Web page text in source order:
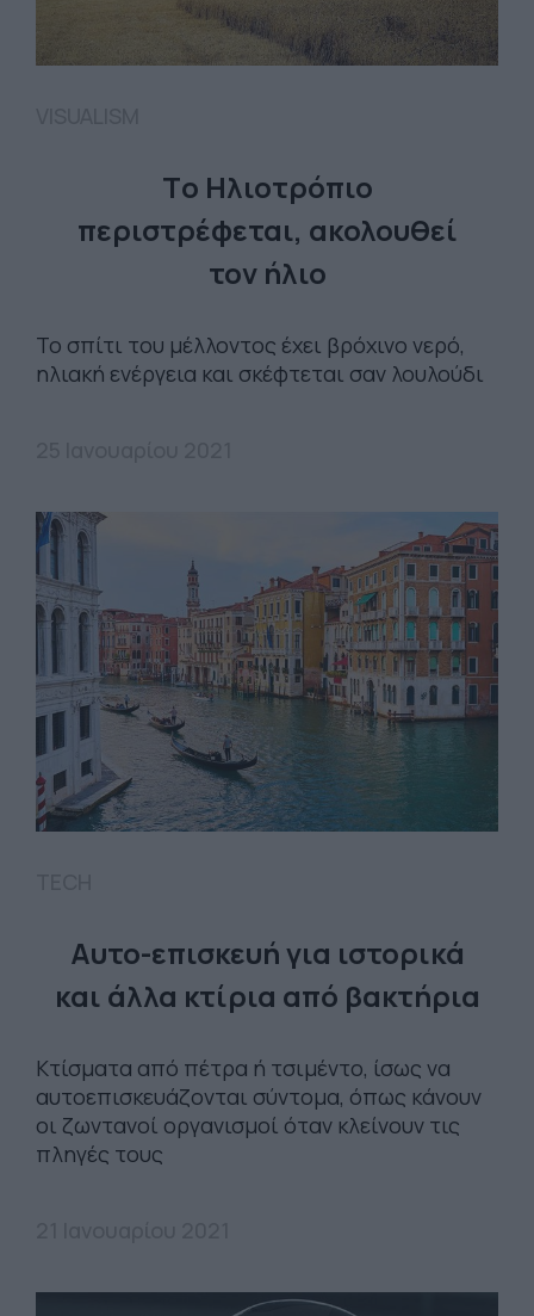
Τo Ηλιοτρόπιο
περιστρέφεται, ακολουθεί
τον ήλιο
Το σπίτι του μέλλοντος έχει βρόχινο νερό,
ηλιακή ενέργεια και σκέφτεται σαν λουλούδι
Aυτο-επισκευή για ιστορικά
και άλλα κτίρια από βακτήρια
Κτίσματα από πέτρα ή τσιμέντο, ίσως να
αυτοεπισκευάζονται σύντομα, όπως κάνουν
οι ζωντανοί οργανισμοί όταν κλείνουν τις
πληγές τους